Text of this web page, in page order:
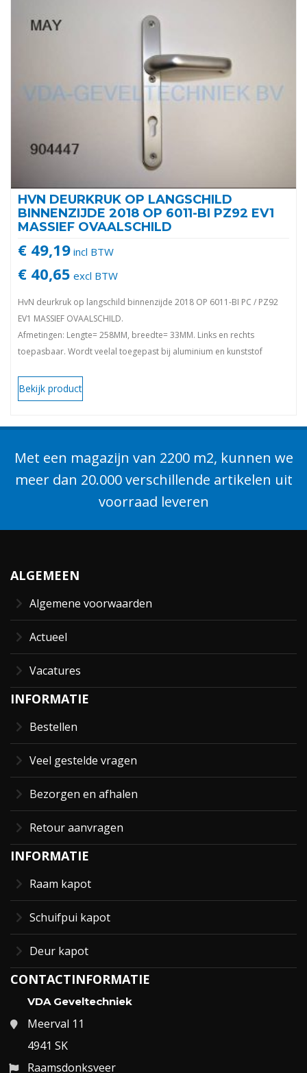
HVN DEURKRUK OP LANGSCHILD
BINNENZIJDE 2018 OP 6011-BI PZ92 EV1
MASSIEF OVAALSCHILD
€ 49,19 incl BTW
€ 40,65 excl BTW
HvN deurkruk op langschild binnenzijde 2018 OP 6011-BI PC / PZ92
EV1 MASSIEF OVAALSCHILD.
Afmetingen: Lengte= 258MM, breedte= 33MM. Links en rechts
toepasbaar. Wordt veelal toegepast bij aluminium en kunststof
Bekijk product
Met een magazijn van 2200 m2, kunnen we
meer dan 20.000 verschillende artikelen uit
voorraad leveren
ALGEMEEN
Algemene voorwaarden
Actueel
Vacatures
INFORMATIE
Bestellen
Veel gestelde vragen
Bezorgen en afhalen
Retour aanvragen
INFORMATIE
Raam kapot
Schuifpui kapot
Deur kapot
CONTACTINFORMATIE
VDA Geveltechniek
Meerval 11
4941 SK
Raamsdonksveer